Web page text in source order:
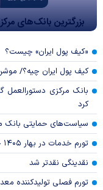
بزرگترین بانک‌های
«کیف پول ایران» چیست؟
کیف پول ایران چیه؟/
بانک مرکزی دستورالعمل
کرد
سیاست‌های حمایتی بانک
تورم خدمات در بهار ۱۴۰۵ چقدر شد؟
نقدینگی نقدتر شد
تورم فصلی تولیدکننده